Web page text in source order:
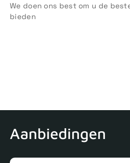
We doen ons best om u de
bieden
Aanbiedingen